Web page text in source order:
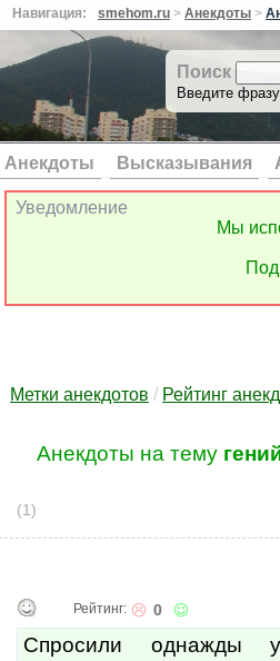
Навигация: smehom.ru > Анекдоты >
Поиск
Введите
Анекдоты Высказывания
Уведомление
Мы
Метки анекдотов / Рейтинг
Анекдоты на тему
(1)
Рейтинг: 0
Спросили однажды